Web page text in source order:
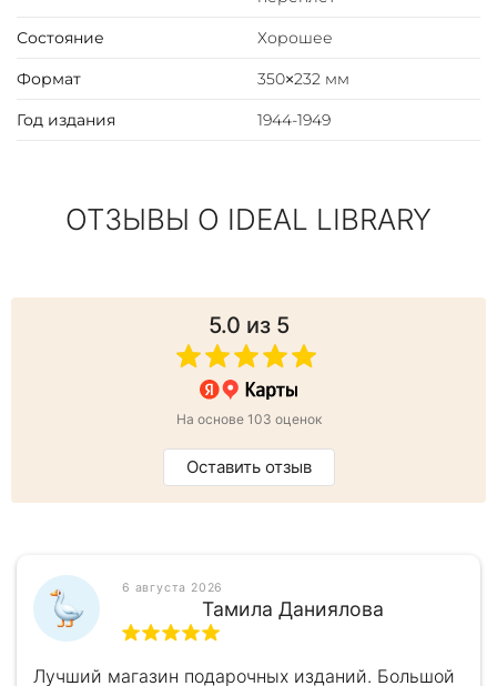
Состояние Хорошее
Формат 350×232 мм
Год издания 1944-1949
ОТЗЫВЫ О IDEAL LIBRARY
5.0 из 5
На основе 103 оценок
Оставить отзыв
6 августа 2026
Тамила Даниялова
Лучший магазин подарочных изданий. Большой